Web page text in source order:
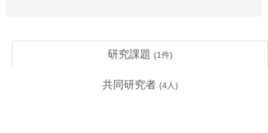
研究課題 (1件)
共同研究者 (4人)